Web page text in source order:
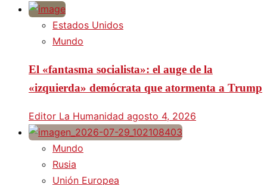
Estados Unidos
Mundo
El «fantasma socialista»: el auge de la
«izquierda» demócrata que atormenta a Trump
Editor La Humanidad agosto 4, 2026
Mundo
Rusia
Unión Europea